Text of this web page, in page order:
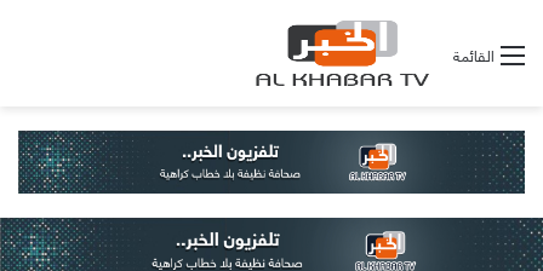
القائمة